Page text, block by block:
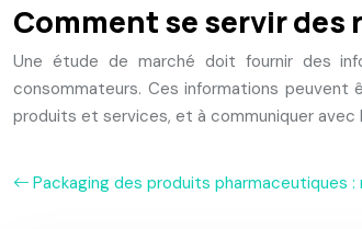
Comment se servir des
Une étude de marché doit fournir des
consommateurs. Ces informations
produits et services, et à communiquer avec
Packaging des produits pharmaceutiques